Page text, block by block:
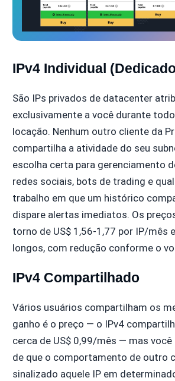
IPv4 Individual
São IPs privados de datacenter
exclusivamente a você durante
locação. Nenhum outro cliente da
compartilha a atividade do seu
escolha certa para gerenciamento
redes sociais, bots de trading e
trabalho em que um histórico
dispare alertas imediatos. Os
torno de US$ 1,56-1,77 por IP/mês
longos, com redução conforme o
IPv4 Compartilhado
Vários usuários compartilham os
ganho é o preço — o IPv4
cerca de US$ 0,99/mês — mas
de que o comportamento de outro
sinalizado aquele IP em